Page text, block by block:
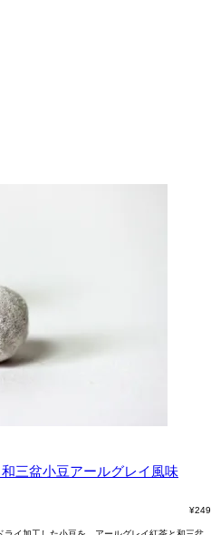
和三盆小豆アールグレイ風味
¥249